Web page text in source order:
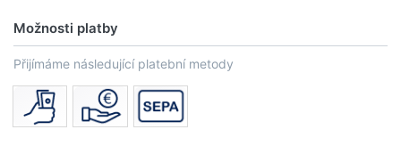
Možnosti platby
Přijímáme následující platební metody